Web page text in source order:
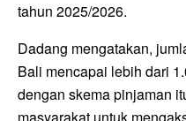
tahun 2025/2026.
Dadang mengatakan,
Bali mencapai lebih dari
dengan skema pinjaman